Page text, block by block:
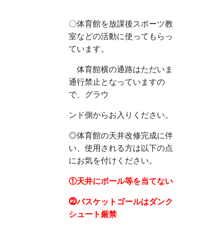
〇体育館を放課後スポーツ教
室などの活動に使ってもらっ
ています。
体育館横の通路はただいま
通行禁止となっていますの
で、グラウ
ンド側からお入りください。
◎体育館の天井改修完成に伴
い、使用される方は以下の点
にお気を付けください。
①天井にボール等を当てない
⓶バスケットゴールはダンク
シュート厳禁